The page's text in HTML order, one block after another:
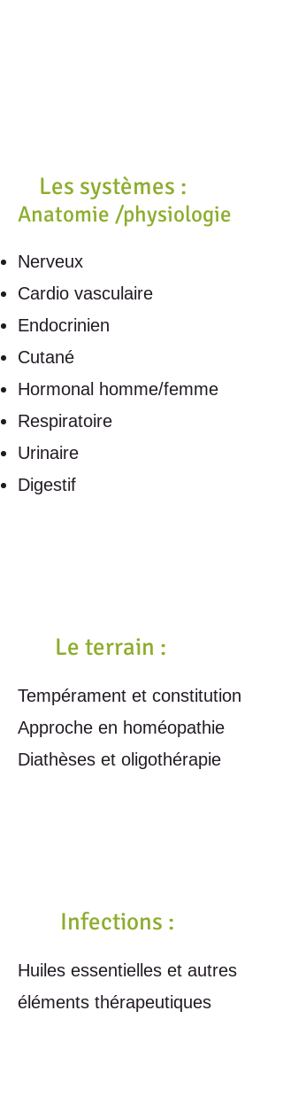
Les systèmes :
Anatomie /physiologie
Nerveux
Cardio vasculaire
Endocrinien
Cutané
Hormonal homme/femme
Respiratoire
Urinaire
Digestif
Le terrain :
Tempérament et constitution
Approche en homéopathie
Diathèses et oligothérapie
Infections :
Huiles essentielles et autres
éléments thérapeutiques